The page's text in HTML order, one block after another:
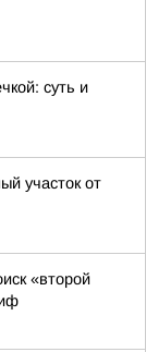
суть и
участок от
«второй